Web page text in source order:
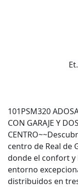
101PSM320
CON GARAJE Y
centro de Real de
donde el confort y
entorno
distribuidos en